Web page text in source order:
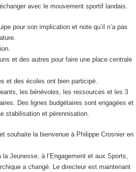
avec le mouvement sportif landais.
pour son implication et note qu’il n’a pas
et des autres pour faire une place centrale
et des écoles ont bien participé.
les bénévoles, les ressources et les 3
Des lignes budgétaires sont engagées et
stabilisation et pérennisation.
souhaite la bienvenue à Philippe Crosnier en
Jeunesse, à l’Engagement et aux Sports,
a changé. Le directeur est maintenant